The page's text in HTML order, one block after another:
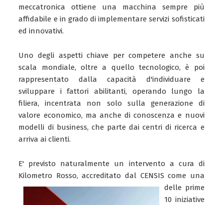
meccatronica ottiene una macchina sempre più
affidabile e in grado di implementare servizi sofisticati
ed innovativi.
Uno degli aspetti chiave per competere anche su
scala mondiale, oltre a quello tecnologico, è poi
rappresentato dalla capacità d'individuare e
sviluppare i fattori abilitanti, operando lungo la
filiera, incentrata non solo sulla generazione di
valore economico, ma anche di conoscenza e nuovi
modelli di business, che parte dai centri di ricerca e
arriva ai clienti.
E' previsto naturalmente un intervento a cura di
Kilometro Rosso, accreditato dal CENSIS come una
delle prime
10 iniziative